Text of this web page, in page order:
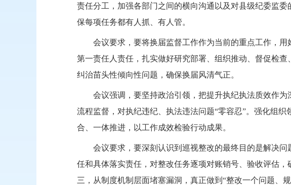
责任分工，加强各部门之间的横向沟通以及对县级纪委监
保每项任务都有人抓、有人管。
会议要求，要将换届监督工作作为当前的重点工作，
第一责任人责任，扎实做好研究部署、组织推动、督促检
纠治苗头性倾向性问题，确保换届风清气正。
会议强调，要坚持政治引领，把提升执纪执法质效作
流程监督，对执纪违纪、执法违法问题“零容忍”。强化组
合、一体推进，以工作成效检验行动成果。
会议要求，要深刻认识到巡视整改的最终目的是解决
任和具体落实责任，对整改任务逐项对账销号、验收评估
三，从制度机制层面堵塞漏洞，真正做到“整改一个问题、